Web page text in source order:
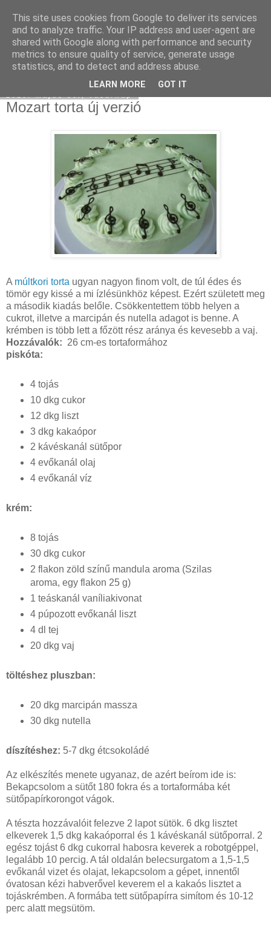
Moha Konyha
Mozart torta új verzió
A múltkori torta ugyan nagyon finom volt, de túl édes és
tömör egy kissé a mi ízlésünkhöz képest. Ezért született meg
a második kiadás belőle. Csökkentettem több helyen a
cukrot, illetve a marcipán és nutella adagot is benne. A
krémben is több lett a főzött rész aránya és kevesebb a vaj.
Hozzávalók: 26 cm-es tortaformához
piskóta:
4 tojás
10 dkg cukor
12 dkg liszt
3 dkg kakaópor
2 kávéskanál sütőpor
4 evőkanál olaj
4 evőkanál víz
krém:
8 tojás
30 dkg cukor
2 flakon zöld színű mandula aroma (Szilas
aroma, egy flakon 25 g)
1 teáskanál vaníliakivonat
4 púpozott evőkanál liszt
4 dl tej
20 dkg vaj
töltéshez pluszban:
20 dkg marcipán massza
30 dkg nutella
díszítéshez: 5-7 dkg étcsokoládé
Az elkészítés menete ugyanaz, de azért beírom ide is:
Bekapcsolom a sütőt 180 fokra és a tortaformába két
sütőpapírkorongot vágok.
A tészta hozzávalóit felezve 2 lapot sütök. 6 dkg lisztet
elkeverek 1,5 dkg kakaóporral és 1 kávéskanál sütőporral. 2
egész tojást 6 dkg cukorral habosra keverek a robotgéppel,
legalább 10 percig. A tál oldalán belecsurgatom a 1,5-1,5
evőkanál vizet és olajat, lekapcsolom a gépet, innentől
óvatosan kézi habverővel keverem el a kakaós lisztet a
tojáskrémben. A formába tett sütőpapírra simítom és 10-12
perc alatt megsütöm.
This site uses cookies from Google to deliver its services
and to analyze traffic. Your IP address and user-agent are
shared with Google along with performance and security
metrics to ensure quality of service, generate usage
statistics, and to detect and address abuse.
LEARN MORE GOT IT